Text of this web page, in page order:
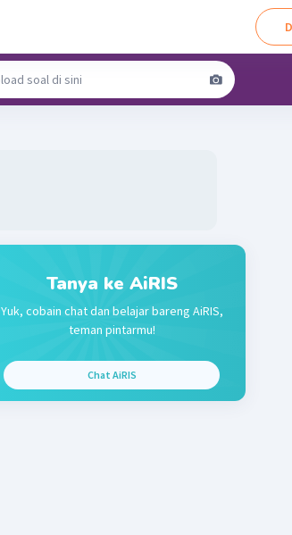
Tanya ke AiRIS
Yuk, cobain chat dan belajar bareng AiRIS,
teman pintarmu!
Chat AiRIS